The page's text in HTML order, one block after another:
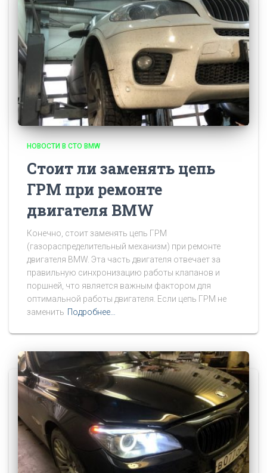
НОВОСТИ В СТО BMW
Стоит ли заменять цепь
ГРМ при ремонте
двигателя BMW
Конечно, стоит заменять цепь ГРМ
(газораспределительный механизм) при ремонте
двигателя BMW. Эта часть двигателя отвечает за
правильную синхронизацию работы клапанов и
поршней, что является важным фактором для
оптимальной работы двигателя. Если цепь ГРМ не
заменить Подробнее…